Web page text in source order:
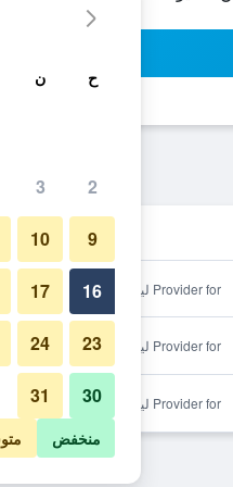
Provider for ليز إيكوري دو لا سورس
Provider for ليز إيكوري دو لا سورس
Provider for ليز إيكوري دو لا سورس
ح ن
2
3
9
10
16
17
23
24
30
31
منخفض